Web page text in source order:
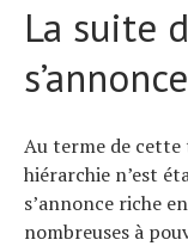
La suite
Au terme de cette
hiérarchie n’est
s’annonce riche
nombreuses à